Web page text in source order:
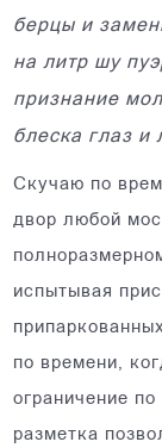
берцы и
на литр шу
признание
блеска глаз и
Скучаю по
двор любой
испытывая
по времени,
ограничение
разметка